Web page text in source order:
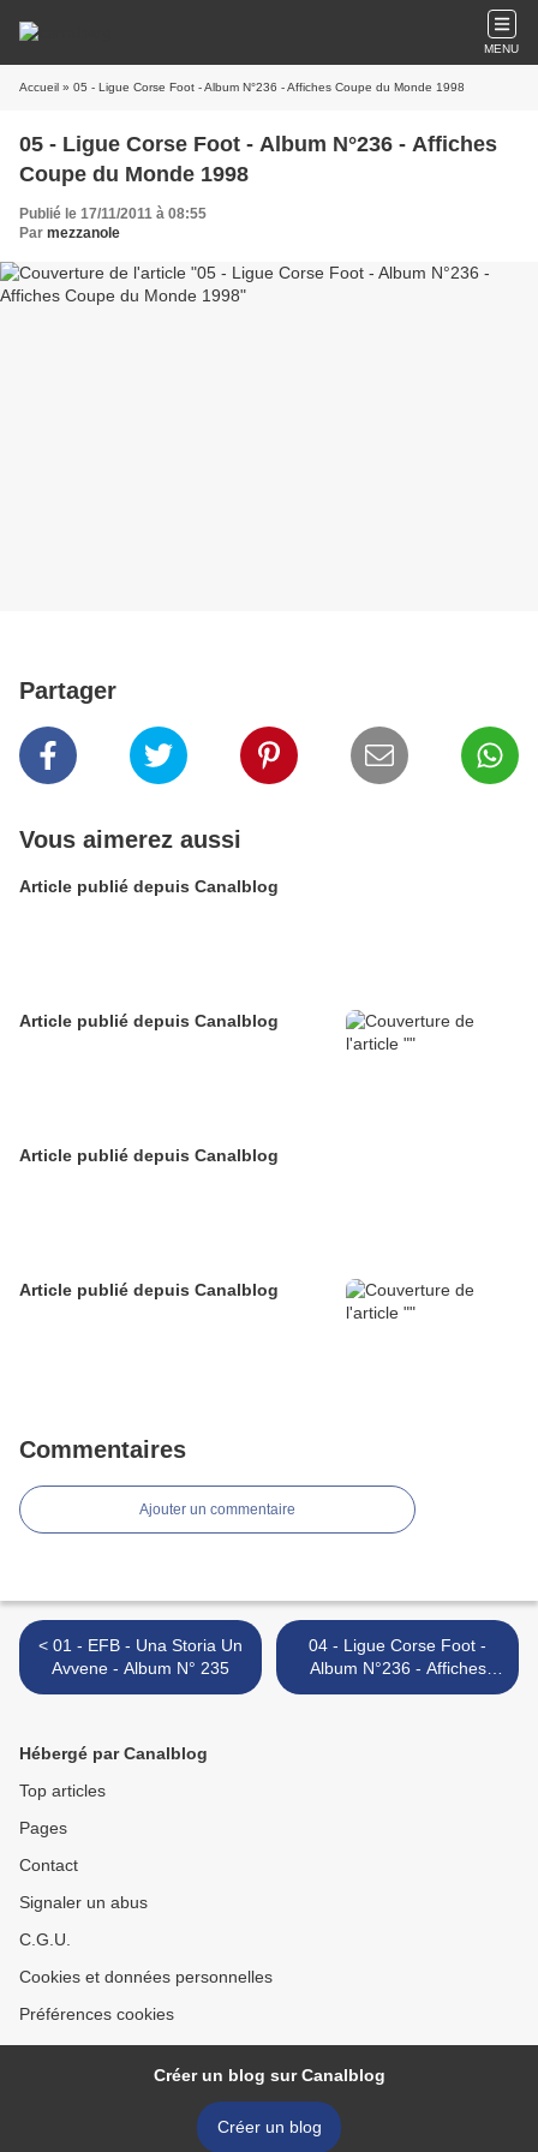
MENU
Accueil » 05 - Ligue Corse Foot - Album N°236 - Affiches Coupe du Monde 1998
05 - Ligue Corse Foot - Album N°236 - Affiches
Coupe du Monde 1998
Publié le 17/11/2011 à 08:55
Par mezzanole
Partager
Vous aimerez aussi
Article publié depuis Canalblog
Article publié depuis Canalblog
Article publié depuis Canalblog
Article publié depuis Canalblog
Commentaires
Ajouter un commentaire
< 01 - EFB - Una Storia Un
Avvene - Album N° 235
04 - Ligue Corse Foot -
Album N°236 - Affiches
Coupe du Monde 1998 >
Hébergé par Canalblog
Top articles
Pages
Contact
Signaler un abus
C.G.U.
Cookies et données personnelles
Préférences cookies
Créer un blog sur Canalblog
Créer un blog